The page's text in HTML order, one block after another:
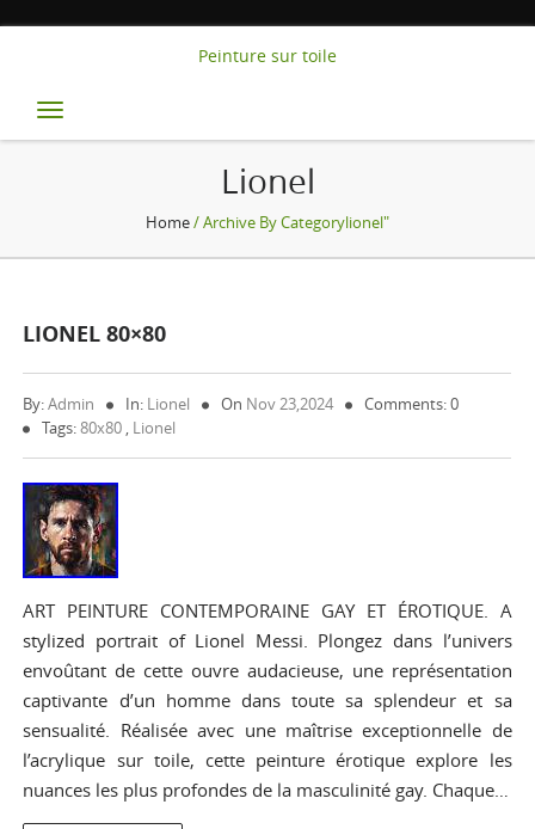
Peinture sur toile
Toggle
navigation
Lionel
Home/ Archive By Categorylionel"
LIONEL 80×80
By:Admin In: Lionel On Nov 23,2024
Comments: 0
Tags:80x80 , Lionel
ART PEINTURE CONTEMPORAINE GAY ET ÉROTIQUE. A
stylized portrait of Lionel Messi. Plongez dans l’univers
envoûtant de cette ouvre audacieuse, une représentation
captivante d’un homme dans toute sa splendeur et sa
sensualité. Réalisée avec une maîtrise exceptionnelle de
l’acrylique sur toile, cette peinture érotique explore les
nuances les plus profondes de la masculinité gay. Chaque…